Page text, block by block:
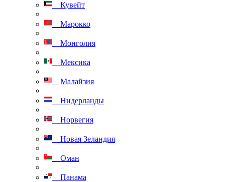
Кувейт
Марокко
Монголия
Мексика
Малайзия
Нидерланды
Норвегия
Новая Зеландия
Оман
Панама